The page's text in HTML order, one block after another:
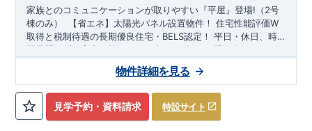
家族とのコミュニケーションが取りやすい 『平屋』登場! （2号
棟のみ） ​ ​
【省エネ】太陽光パネル設置物件！ 住宅性能評価W
取得と税制待遇の長期優良住宅・BELS認定！ 平日・休日、時
間帯問わずご案内可能です!
まずはお気軽にお問い合わせくだ
徒歩14分! お子様の通学も安心です♪
パー、コンビニ、病院、公園など徒歩13分 以内
ります！
・季節ものの収納に便利な
https://www.e-blooming.com/bukken/20075027/
見学予約・資料請求 特設サイト
物件詳細を見る